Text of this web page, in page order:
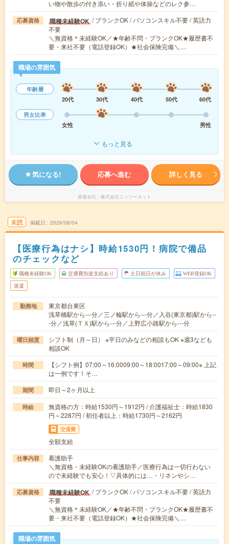
い物や散歩の付き添い・折り紙や体操などのレク参…
応募資格 職種未経験OK / ブランクOK / パソコンスキル不要 / 英語力
不要
＼無資格＊未経験OK／★年齢不問・ブランクOK★履歴書不
要・来社不要（電話登録OK）★社会保険完備＼…
職場の雰囲気
年齢層
20代
30代 40代 50代
60代
男女比率
女性
男性
もっと見る
気になる! 応募へ進む 詳しく見る
派遣会社 株式会社ニッソーネット
未読 掲載日 2026/08/04
【医療行為はナシ】時給1530円！病院で備品
のチェックなど
職種未経験OK 交通費別途支給あり 土日祝日が休み WEB登録OK
派遣
勤務地
東京都台東区
浅草橋駅から---分／三ノ輪駅から---分／入谷(東京都)駅から--
-分／浅草(ＴＸ)駅から---分／上野広小路駅から---分
曜日頻度
シフト制（月～日） ※平日のみなどの相談もOK ※週3なども
相談OK
時間
【シフト例】07:00～16:0009:00～18:0017:00～09:00※ 上記
は一例です！そ…
期間 即日～2ヶ月以上
時給
無資格の方：時給1530円～1912円 / 介護福祉士：時給1830
円～2287円 / 初任者以上：時給1730円～2162円
交通費
全額支給
仕事内容
看護助手
＼無資格・未経験OKの看護助手／医療行為は一切行わない
ので未経験でも安心！▽具体的には…・リネンやシ…
応募資格 職種未経験OK / ブランクOK / パソコンスキル不要 / 英語力
不要
＼無資格＊未経験OK／★年齢不問・ブランクOK★履歴書不
要・来社不要（電話登録OK）★社会保険完備＼…
職場の雰囲気